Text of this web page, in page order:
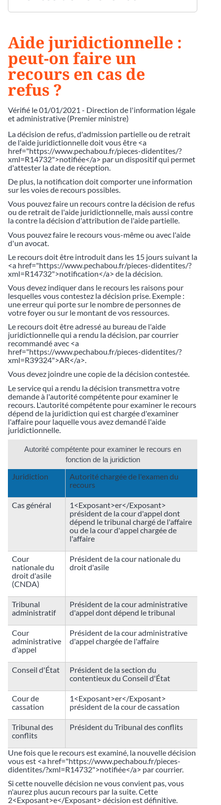
Aide juridictionnelle :
peut-on faire un
recours en cas de
refus ?
Vérifié le 01/01/2021 - Direction de l'information légale
et administrative (Premier ministre)
La décision de refus, d'admission partielle ou de retrait
de l'aide juridictionnelle doit vous être <a
href="https://www.pechabou.fr/pieces-didentites/?
xml=R14732">notifiée</a> par un dispositif qui permet
d'attester la date de réception.
De plus, la notification doit comporter une information
sur les voies de recours possibles.
Vous pouvez faire un recours contre la décision de refus
ou de retrait de l'aide juridictionnelle, mais aussi contre
la contre la décision d'attribution de l'aide partielle.
Vous pouvez faire le recours vous-même ou avec l'aide
d'un avocat.
Le recours doit être introduit dans les 15 jours suivant la
<a href="https://www.pechabou.fr/pieces-didentites/?
xml=R14732">notification</a> de la décision.
Vous devez indiquer dans le recours les raisons pour
lesquelles vous contestez la décision prise. Exemple :
une erreur qui porte sur le nombre de personnes de
votre foyer ou sur le montant de vos ressources.
Le recours doit être adressé au bureau de l'aide
juridictionnelle qui a rendu la décision, par courrier
recommandé avec <a
href="https://www.pechabou.fr/pieces-didentites/?
xml=R39324">AR</a>.
Vous devez joindre une copie de la décision contestée.
Le service qui a rendu la décision transmettra votre
demande à l'autorité compétente pour examiner le
recours. L'autorité compétente pour examiner le recours
dépend de la juridiction qui est chargée d'examiner
l'affaire pour laquelle vous avez demandé l'aide
juridictionnelle.
Autorité compétente pour examiner le recours en
fonction de la juridiction
Juridiction
Autorité chargée de l'examen du
recours
Cas général
1<Exposant>er</Exposant>
président de la cour d'appel dont
dépend le tribunal chargé de l'affaire
ou de la cour d'appel chargée de
l'affaire
Cour
nationale du
droit d'asile
(CNDA)
Président de la cour nationale du
droit d'asile
Tribunal
administratif
Président de la cour administrative
d'appel dont dépend le tribunal
Cour
administrative
d'appel
Président de la cour administrative
d'appel chargée de l'affaire
Conseil d'État
Président de la section du
contentieux du Conseil d'État
Cour de
cassation
1<Exposant>er</Exposant>
président de la cour de cassation
Tribunal des
conflits
Président du Tribunal des conflits
Une fois que le recours est examiné, la nouvelle décision
vous est <a href="https://www.pechabou.fr/pieces-
didentites/?xml=R14732">notifiée</a> par courrier.
Si cette nouvelle décision ne vous convient pas, vous
n'aurez plus aucun recours par la suite. Cette
2<Exposant>e</Exposant> décision est définitive.